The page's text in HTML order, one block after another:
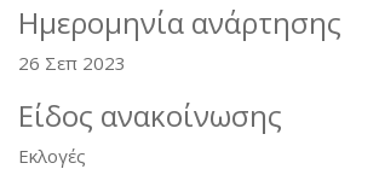
Ημερομηνία ανάρτησης
26 Σεπ 2023
Είδος ανακοίνωσης
Εκλογές